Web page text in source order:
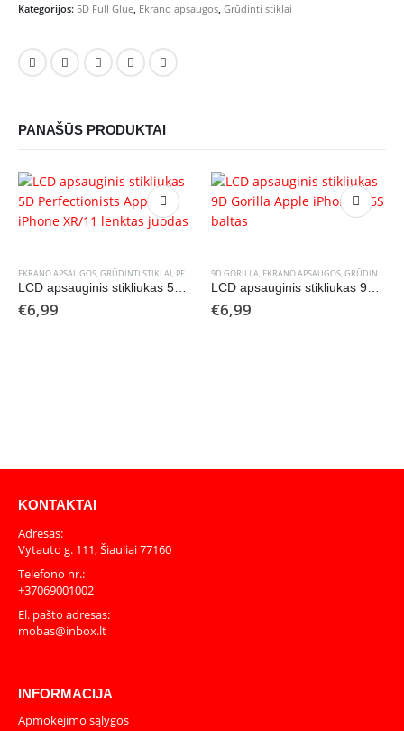
Kategorijos: 5D Full Glue Ekrano apsaugos Grūdinti stiklai
PANAŠŪS PRODUKTAI
EKRANO APSAUGOS,GRŪDINTI STIKLAI, PERFECTIONISTS
LCD apsauginis stikliukas 5D Perfectionists Apple iPhone XR/11 lenktas juodas
€6,99
9D GORILLA, EKRANO APSAUGOS,GRŪDINTI STIKLAI
LCD apsauginis stikliukas 9D Gorilla Apple iPhone 6/6S baltas
€6,99
KONTAKTAI
Adresas:
Vytauto g. 111, Šiauliai 77160
Telefono nr.:
+37069001002
El. pašto adresas:
mobas@inbox.lt
INFORMACIJA
Apmokėjimo sąlygos